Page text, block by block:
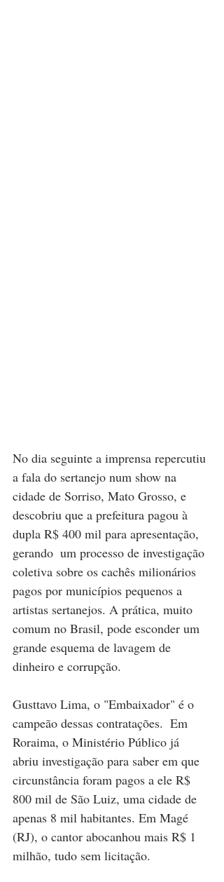
No dia seguinte a imprensa repercutiu
a fala do sertanejo num show na
cidade de Sorriso, Mato Grosso, e
descobriu que a prefeitura pagou à
dupla R$ 400 mil para apresentação,
gerando  um processo de investigação
coletiva sobre os cachês milionários
pagos por municípios pequenos a
artistas sertanejos. A prática, muito
comum no Brasil, pode esconder um
grande esquema de lavagem de
dinheiro e corrupção.
Gusttavo Lima, o "Embaixador" é o
campeão dessas contratações.  Em
Roraima, o Ministério Público já
abriu investigação para saber em que
circunstância foram pagos a ele R$
800 mil de São Luiz, uma cidade de
apenas 8 mil habitantes. Em Magé
(RJ), o cantor abocanhou mais R$ 1
milhão, tudo sem licitação.